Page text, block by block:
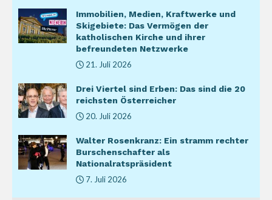
Immobilien, Medien, Kraftwerke und
Skigebiete: Das Vermögen der
katholischen Kirche und ihrer
befreundeten Netzwerke
21. Juli 2026
Drei Viertel sind Erben: Das sind die 20
reichsten Österreicher
20. Juli 2026
Walter Rosenkranz: Ein stramm rechter
Burschenschafter als
Nationalratspräsident
7. Juli 2026